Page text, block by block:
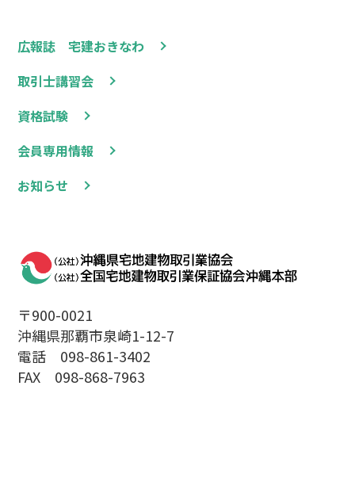
広報誌 宅建おきなわ
取引士講習会
資格試験
会員専用情報
お知らせ
〒900-0021
沖縄県那覇市泉崎1-12-7
電話 098-861-3402
FAX 098-868-7963